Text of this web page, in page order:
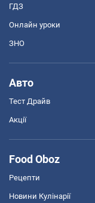
ГДЗ
Онлайн уроки
ЗНО
Авто
Тест Драйв
Акції
Food Oboz
Рецепти
Новини Кулінарії